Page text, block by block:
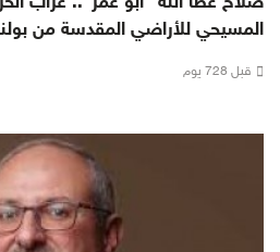
المسيحي للأراضي المقدسة من
قبل 728 يوم